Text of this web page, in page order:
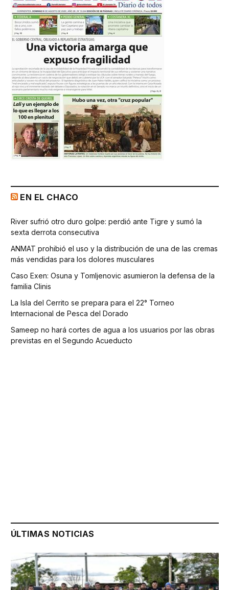
EN EL CHACO
River sufrió otro duro golpe: perdió ante Tigre y sumó la
sexta derrota consecutiva
ANMAT prohibió el uso y la distribución de una de las cremas
más vendidas para los dolores musculares
Caso Exen: Osuna y Tomljenovic asumieron la defensa de la
familia Clinis
La Isla del Cerrito se prepara para el 22° Torneo
Internacional de Pesca del Dorado
Sameep no hará cortes de agua a los usuarios por las obras
previstas en el Segundo Acueducto
ÚLTIMAS NOTICIAS